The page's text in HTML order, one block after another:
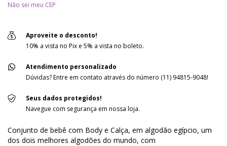
Não sei meu CEP
Aproveite o desconto!
10% a vista no Pix e 5% a vista no boleto.
Atendimento personalizado
Dúvidas? Entre em contato através do número (11) 94815-9048!
Seus dados protegidos!
Navegue com segurança em nossa loja.
Conjunto de bebê com Body e Calça, em algodão egípcio, um
dos dois melhores algodões do mundo, com